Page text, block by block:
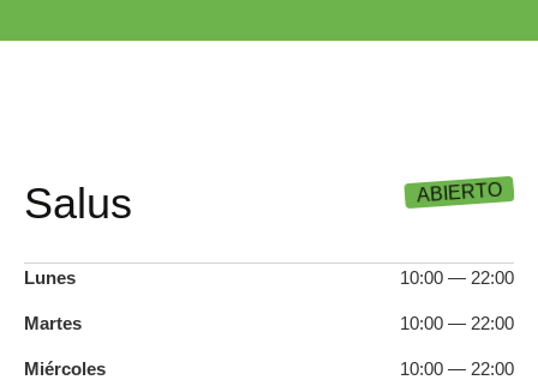
Salus ABIERTO
Lunes 10:00 — 22:00
Martes 10:00 — 22:00
Miércoles 10:00 — 22:00